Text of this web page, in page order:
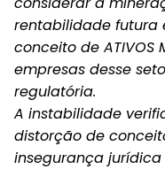
rentabilidade futura
conceito de ATIVOS
empresas desse
regulatória.
A instabilidade
distorção de
insegurança jurídica